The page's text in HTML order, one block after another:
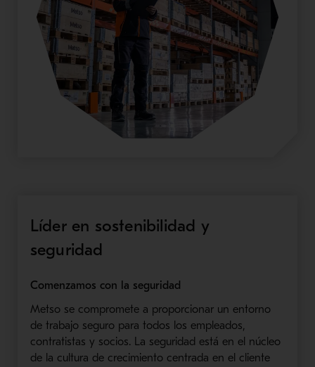
Líder en sostenibilidad y
seguridad
Comenzamos con la seguridad
Metso se compromete a proporcionar un entorno
de trabajo seguro para todos los empleados,
contratistas y socios. La seguridad está en el núcleo
de la cultura de crecimiento centrada en el cliente